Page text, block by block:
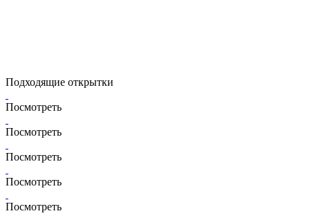
Подходящие открытки
Посмотреть
Посмотреть
Посмотреть
Посмотреть
Посмотреть